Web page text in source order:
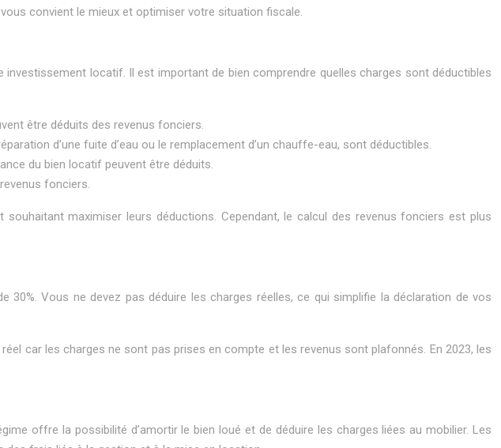
convient le mieux et optimiser votre situation fiscale.
locatif. Il est important de bien comprendre quelles charges sont déductibles
être déduits des revenus fonciers.
d’une fuite d’eau ou le remplacement d’un chauffe-eau, sont déductibles.
du bien locatif peuvent être déduits.
fonciers.
maximiser leurs déductions. Cependant, le calcul des revenus fonciers est plus
Vous ne devez pas déduire les charges réelles, ce qui simplifie la déclaration de vos
car les charges ne sont pas prises en compte et les revenus sont plafonnés. En 2023, les
offre la possibilité d’amortir le bien loué et de déduire les charges liées au mobilier. Les